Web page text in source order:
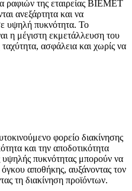
ραφιών της εταιρείας ΒΙΕΜΕΤ
ανεξάρτητα και να
υψηλή πυκνότητα. Το
η μέγιστη εκμετάλλευση του
ασφάλεια και χωρίς να
φορείο διακίνησης
και την αποδοτικότητα
πυκνότητας μπορούν να
αποθήκης, αυξάνοντας τον
τη διακίνηση προϊόντων.